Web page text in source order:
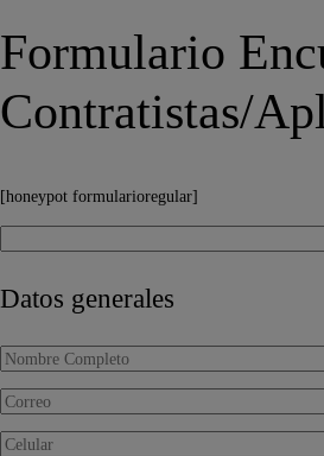
Formulario
Contratistas/
[honeypot formularioregular]
Datos generales